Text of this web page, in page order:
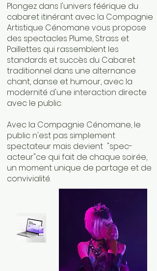
Plongez dans l'univers féérique du
cabaret itinérant avec la Compagnie
Artistique Cénomane vous propose
des spectacles Plume, Strass et
Paillettes qui rassemblent les
standards et succès du Cabaret
traditionnel dans une alternance
chant, danse et humour, avec la
modernité d'une interaction directe
avec le public.​
Avec la Compagnie Cénomane, le
public n'est pas simplement
spectateur mais devient "spec-
acteur"ce qui fait de chaque soirée,
un moment unique de partage et de
convivialité.